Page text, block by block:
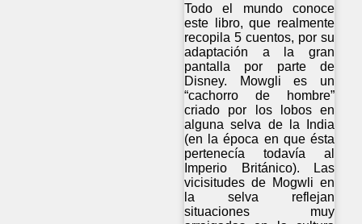
Todo el mundo conoce
este libro, que realmente
recopila 5 cuentos, por su
adaptación a la gran
pantalla por parte de
Disney. Mowgli es un
“cachorro de hombre”
criado por los lobos en
alguna selva de la India
(en la época en que ésta
pertenecía todavía al
Imperio Británico). Las
vicisitudes de Mogwli en
la selva reflejan
situaciones muy